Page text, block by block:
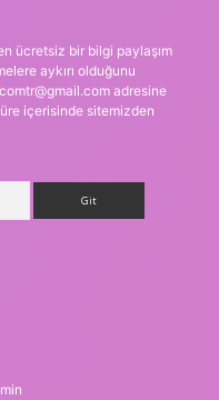
ücretsiz bir bilgi paylaşım
aykırı olduğunu
adresine
içerisinde sitemizden